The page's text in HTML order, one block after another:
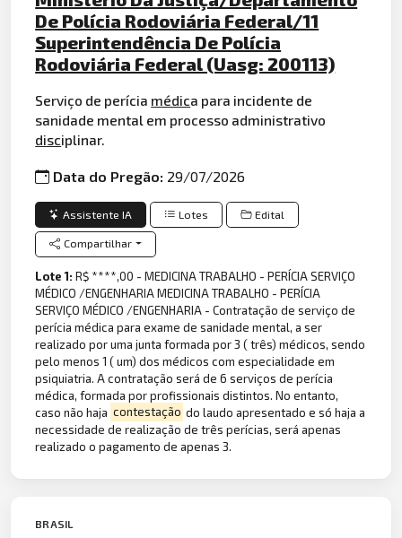
De Polícia Rodoviária Federal/11
Superintendência De Polícia
Rodoviária Federal (Uasg: 200113)
Serviço de perícia médica para incidente de
sanidade mental em processo administrativo
disciplinar.
Data do Pregão: 29/07/2026
Assistente IA Lotes Edital
Compartilhar
Lote 1:R$ ****,00 - MEDICINA TRABALHO - PERÍCIA SERVIÇO
MÉDICO /ENGENHARIA MEDICINA TRABALHO - PERÍCIA
SERVIÇO MÉDICO /ENGENHARIA - Contratação de serviço de
perícia médica para exame de sanidade mental, a ser
realizado por uma junta formada por 3 ( três) médicos, sendo
pelo menos 1 ( um) dos médicos com especialidade em
psiquiatria. A contratação será de 6 serviços de perícia
médica, formada por profissionais distintos. No entanto,
caso não haja contestação do laudo apresentado e só haja a
necessidade de realização de três perícias, será apenas
realizado o pagamento de apenas 3.
BRASIL